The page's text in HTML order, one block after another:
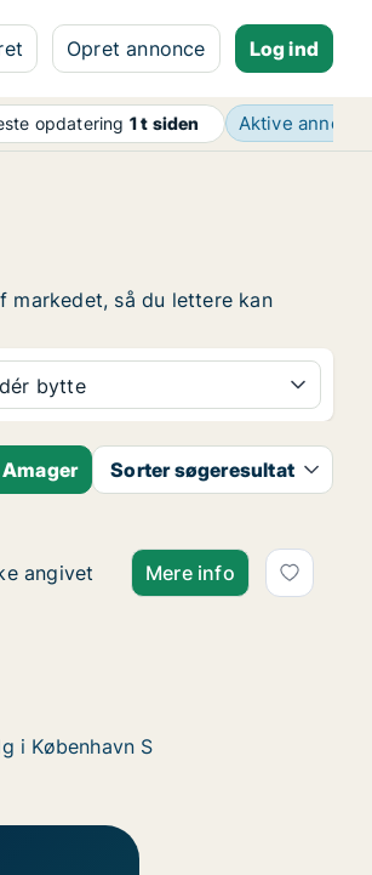
Opret annonce Log ind
opdatering 1 t siden Aktive
markedet, så du lettere kan
bytte
Sorter søgeresultat
50 m2 andelsbolig til salg i 2791
angivet Mere info
i København S